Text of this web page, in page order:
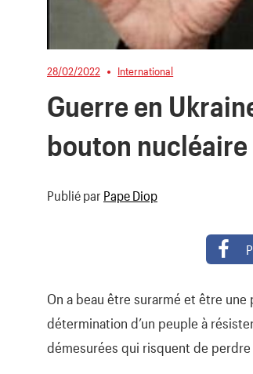
28/02/2022 International
Guerre en
bouton nucléaire
Publié par Pape Diop
On a beau être surarmé et être une
détermination d’un peuple à
démesurées qui risquent de